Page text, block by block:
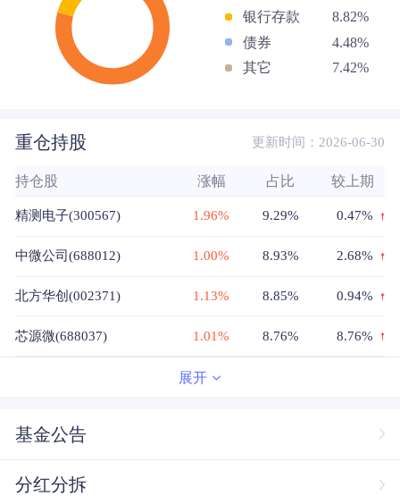
银行存款
8.82%
债券
4.48%
其它
7.42%
重仓持股 更新时间：2026-06-30
持仓股 涨幅 占比 较上期
精测电子(300567) 1.96% 9.29% 0.47%
中微公司(688012) 1.00% 8.93% 2.68%
北方华创(002371) 1.13% 8.85% 0.94%
芯源微(688037) 1.01% 8.76% 8.76%
0.25%
展开
基金公告
分红分拆